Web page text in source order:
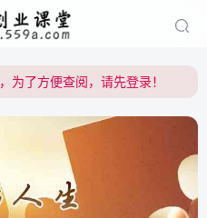
为了方便查阅，请先登录！
为了方便查阅，请先登录！